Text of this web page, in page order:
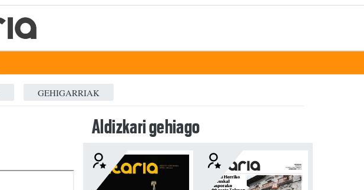
GEHIGARRIAK
Aldizkari gehiago